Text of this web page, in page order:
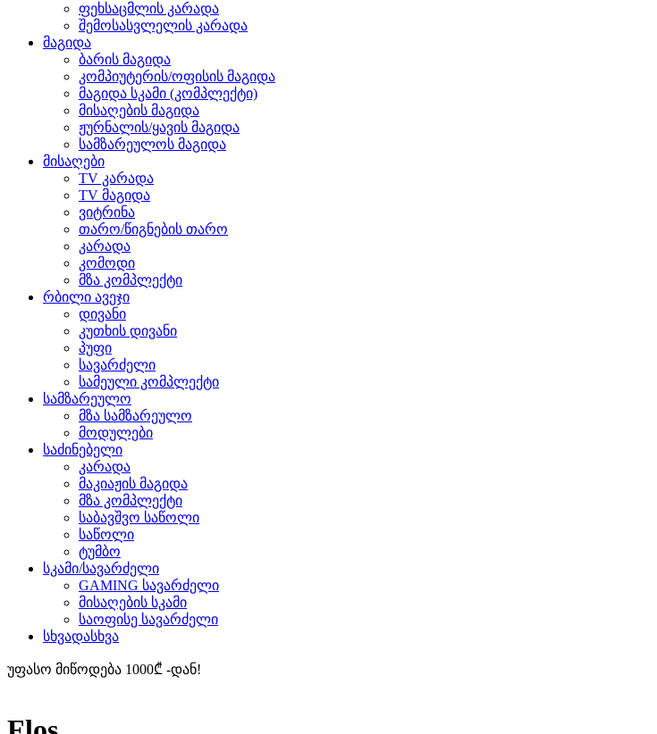
ფეხსაცმლის კარადა
შემოსასვლელის კარადა
მაგიდა
ბარის მაგიდა
კომპიუტერის/ოფისის მაგიდა
მაგიდა სკამი (კომპლექტი)
მისაღების მაგიდა
ჟურნალის/ყავის მაგიდა
სამზარეულოს მაგიდა
მისაღები
TV კარადა
TV მაგიდა
ვიტრინა
თარო/წიგნების თარო
კარადა
კომოდი
მზა კომპლექტი
რბილი ავეჯი
დივანი
კუთხის დივანი
პუფი
სავარძელი
სამეული კომპლექტი
სამზარეულო
მზა სამზარეულო
მოდულები
საძინებელი
კარადა
მაკიაჟის მაგიდა
მზა კომპლექტი
საბავშვო საწოლი
საწოლი
ტუმბო
სკამი/სავარძელი
GAMING სავარძელი
მისაღების სკამი
საოფისე სავარძელი
სხვადასხვა
უფასო მიწოდება 1000₾ -დან!